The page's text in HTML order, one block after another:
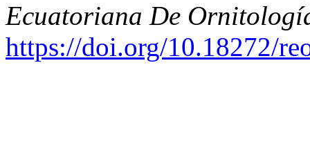
Ecuatoriana De
https://doi.org/10.18272/